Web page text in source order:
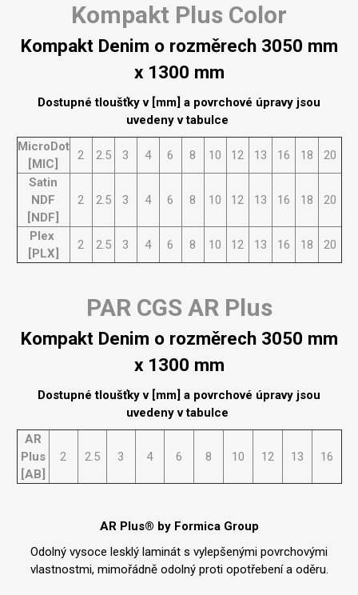
Kompakt Plus Color
Kompakt Denim o rozměrech 3050 mm
x 1300 mm
Dostupné tloušťky v [mm] a povrchové úpravy jsou
uvedeny v tabulce
MicroDot
[MIC]
2 2.5 3 4 6 8 10 12 13 16 18
20
Satin
NDF
[NDF]
2 2.5 3 4 6 8 10 12 13 16 18 20
Plex
[PLX]
2 2.5 3 4 6 8 10 12 13 16 18 20
PAR CGS AR Plus
Kompakt Denim o rozměrech 3050 mm
x 1300 mm
Dostupné tloušťky v [mm] a povrchové úpravy jsou
uvedeny v tabulce
AR
Plus
[AB]
2 2.5 3 4 6 8 10 12 13 16
AR Plus® by Formica Group
Odolný vysoce lesklý laminát s vylepšenými povrchovými
vlastnostmi, mimořádně odolný proti opotřebení a oděru.